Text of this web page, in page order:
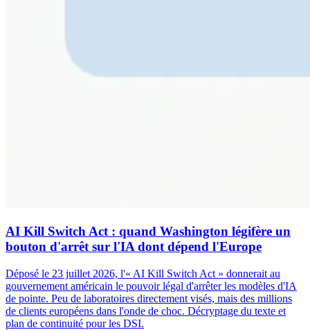
AI Kill Switch Act : quand Washington légifère un
bouton d'arrêt sur l'IA dont dépend l'Europe
Déposé le 23 juillet 2026, l'« AI Kill Switch Act » donnerait au
gouvernement américain le pouvoir légal d'arrêter les modèles d'IA
de pointe. Peu de laboratoires directement visés, mais des millions
de clients européens dans l'onde de choc. Décryptage du texte et
plan de continuité pour les DSI.